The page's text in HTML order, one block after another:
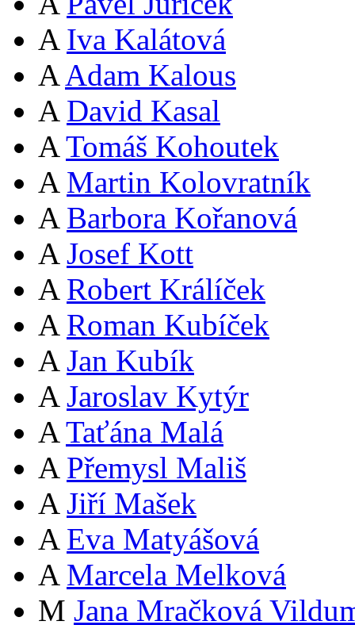
A Iva Kalátová
A Adam Kalous
A David Kasal
A Tomáš Kohoutek
A Martin Kolovratník
A Barbora Kořanová
A Josef Kott
A Robert Králíček
A Roman Kubíček
A Jan Kubík
A Jaroslav Kytýr
A Taťána Malá
A Přemysl Mališ
A Jiří Mašek
A Eva Matyášová
A Marcela Melková
M Jana Mračková